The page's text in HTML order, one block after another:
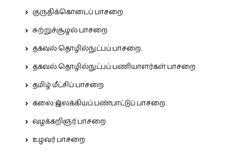
குருதிக்கொடைப் பாசறை
சுற்றுச்சூழல் பாசறை
தகவல் தொழில்நுட்பப் பாசறை.
தகவல் தொழில்நுட்பப் பணியாளர்கள் பாசறை
தமிழ் மீட்சிப் பாசறை
கலை இலக்கியப் பண்பாட்டுப் பாசறை
வழக்கறிஞர் பாசறை
உழவர் பாசறை